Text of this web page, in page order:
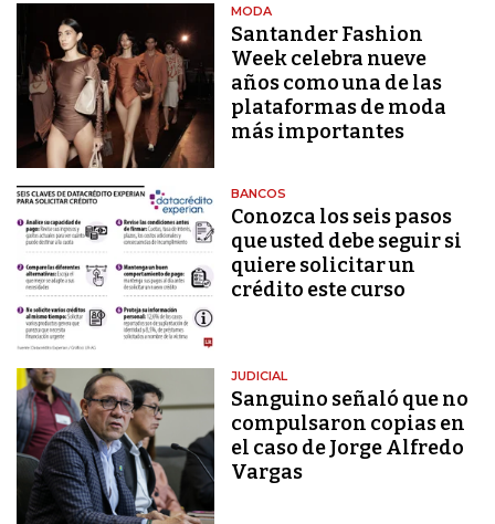
MODA
Santander Fashion
Week celebra nueve
años como una de las
plataformas de moda
más importantes
BANCOS
Conozca los seis pasos
que usted debe seguir si
quiere solicitar un
crédito este curso
JUDICIAL
Sanguino señaló que no
compulsaron copias en
el caso de Jorge Alfredo
Vargas